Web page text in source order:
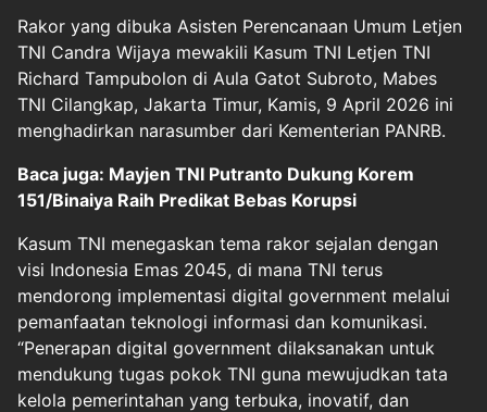
Rakor yang dibuka Asisten Perencanaan Umum Letjen
TNI Candra Wijaya mewakili Kasum TNI Letjen TNI
Richard Tampubolon di Aula Gatot Subroto, Mabes
TNI Cilangkap, Jakarta Timur, Kamis, 9 April 2026 ini
menghadirkan narasumber dari Kementerian PANRB.
Baca juga: Mayjen TNI Putranto Dukung Korem
151/Binaiya Raih Predikat Bebas Korupsi
Kasum TNI menegaskan tema rakor sejalan dengan
visi Indonesia Emas 2045, di mana TNI terus
mendorong implementasi digital government melalui
pemanfaatan teknologi informasi dan komunikasi.
“Penerapan digital government dilaksanakan untuk
mendukung tugas pokok TNI guna mewujudkan tata
kelola pemerintahan yang terbuka, inovatif, dan